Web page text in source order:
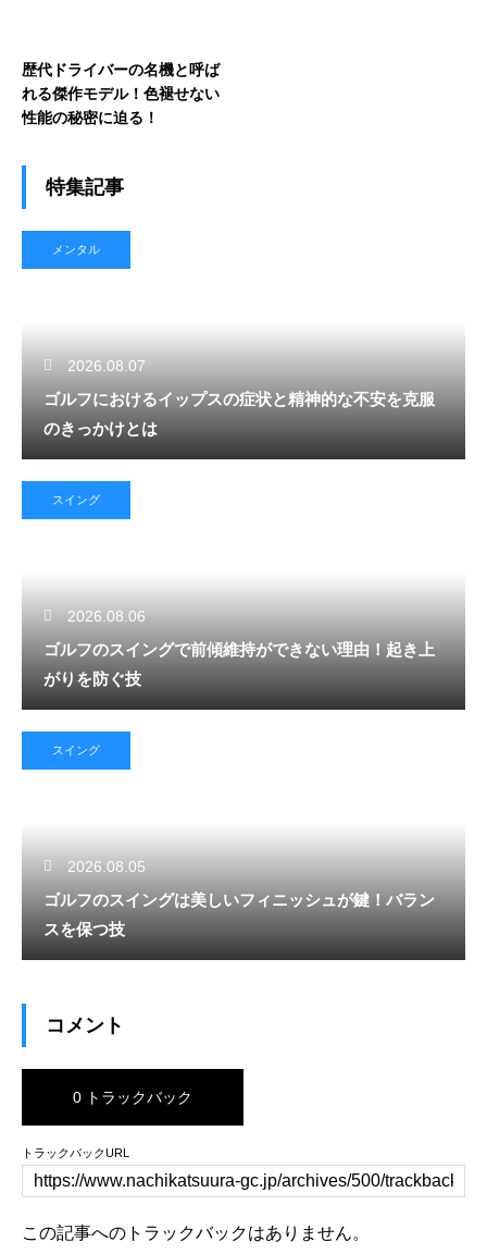
歴代ドライバーの名機と呼ば
れる傑作モデル！色褪せない
性能の秘密に迫る！
特集記事
メンタル
2026.08.07
ゴルフにおけるイップスの症状と精神的な不安を克服
のきっかけとは
スイング
2026.08.06
ゴルフのスイングで前傾維持ができない理由！起き上
がりを防ぐ技
スイング
2026.08.05
ゴルフのスイングは美しいフィニッシュが鍵！バラン
スを保つ技
コメント
0 トラックバック
トラックバックURL
この記事へのトラックバックはありません。